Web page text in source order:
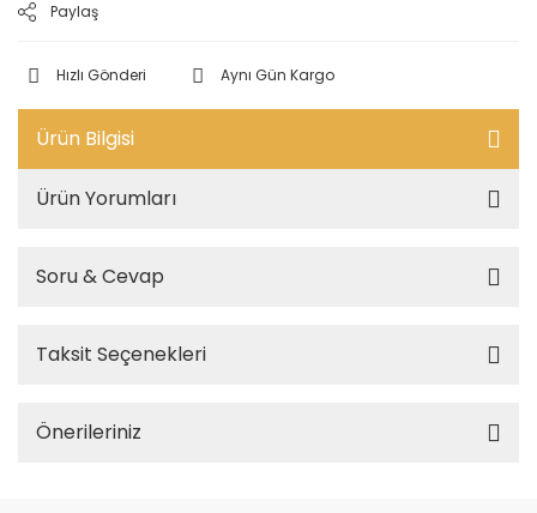
Paylaş
Hızlı Gönderi Aynı Gün Kargo
Ürün Bilgisi
Ürün Yorumları
Soru & Cevap
Taksit Seçenekleri
Önerileriniz